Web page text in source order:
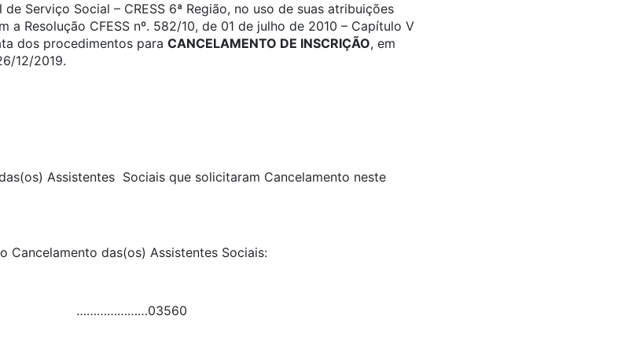
Serviço Social – CRESS 6ª Região, no uso de suas atribuições
a Resolução CFESS nº. 582/10, de 01 de julho de 2010 – Capítulo V
dos procedimentos para CANCELAMENTO DE INSCRIÇÃO, em
12/2019.
Assistentes Sociais que solicitaram Cancelamento neste
Cancelamento das(os) Assistentes Sociais:
…………………03560